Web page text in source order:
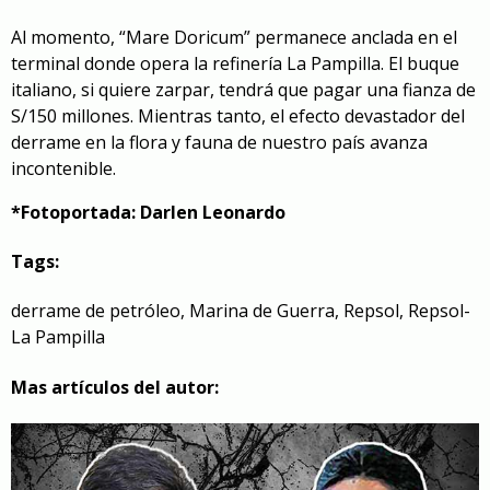
Al momento, “Mare Doricum” permanece anclada en el
terminal donde opera la refinería La Pampilla. El buque
italiano, si quiere zarpar, tendrá que pagar una fianza de
S/150 millones. Mientras tanto, el efecto devastador del
derrame en la flora y fauna de nuestro país avanza
incontenible.
*Fotoportada: Darlen Leonardo
Tags:
derrame de petróleo, Marina de Guerra, Repsol, Repsol-
La Pampilla
Mas artículos del autor: